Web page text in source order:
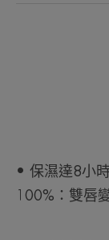
• 保濕達8小
100%：雙唇